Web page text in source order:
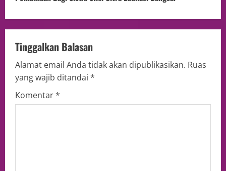
Tinggalkan Balasan
Alamat email Anda tidak akan dipublikasikan. Ruas
yang wajib ditandai *
Komentar*